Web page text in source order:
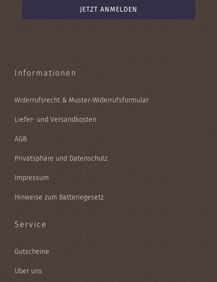
Informationen
Widerrufsrecht & Muster-Widerrufsformular
Liefer- und Versandkosten
AGB
Privatsphäre und Datenschutz
Impressum
Hinweise zum Batteriegesetz
Service
Gutscheine
Über uns